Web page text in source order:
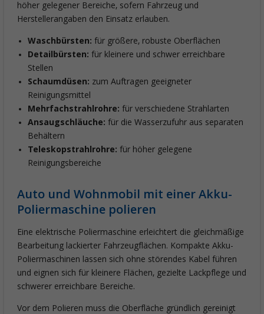
höher gelegener Bereiche, sofern Fahrzeug und
Herstellerangaben den Einsatz erlauben.
Waschbürsten: für größere, robuste Oberflächen
Detailbürsten: für kleinere und schwer erreichbare
Stellen
Schaumdüsen: zum Auftragen geeigneter
Reinigungsmittel
Mehrfachstrahlrohre: für verschiedene Strahlarten
Ansaugschläuche: für die Wasserzufuhr aus separaten
Behältern
Teleskopstrahlrohre: für höher gelegene
Reinigungsbereiche
Auto und Wohnmobil mit einer Akku-
Poliermaschine polieren
Eine elektrische Poliermaschine erleichtert die gleichmäßige
Bearbeitung lackierter Fahrzeugflächen. Kompakte Akku-
Poliermaschinen lassen sich ohne störendes Kabel führen
und eignen sich für kleinere Flächen, gezielte Lackpflege und
schwerer erreichbare Bereiche.
Vor dem Polieren muss die Oberfläche gründlich gereinigt